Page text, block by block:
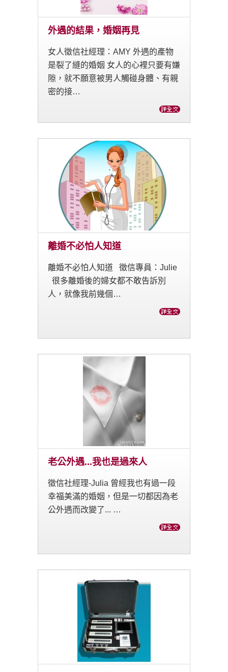
外遇的結果，婚姻再見
女人徵信社經理：AMY 外遇的產物
是裂了縫的婚姻 女人的心裡只要有嫌
隙，就不願意被男人觸碰身體、有親
密的接…
離婚不必怕人知道
離婚不必怕人知道 徵信專員：Julie
很多離婚後的婦女都不敢告訴別
人，就像我前幾個…
老公外遇...我也是過來人
徵信社經理-Julia 曾經我也有過一段
幸福美滿的婚姻，但是一切都因為老
公外遇而改變了... …